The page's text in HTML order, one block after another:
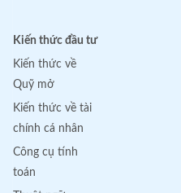
Kiến thức đầu tư
Kiến thức về
Quỹ mở
Kiến thức về tài
chính cá nhân
Công cụ tính
toán